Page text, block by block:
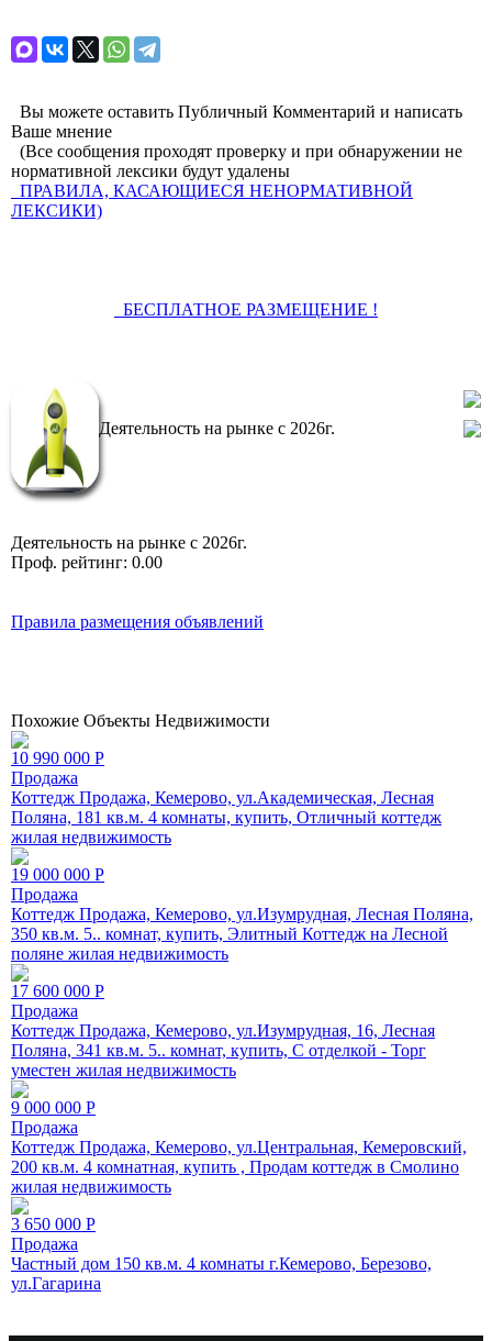
Вы можете оставить Публичный Комментарий и написать
Ваше мнение
(Все сообщения проходят проверку и при обнаружении не
нормативной лексики будут удалены
ПРАВИЛА, КАСАЮЩИЕСЯ НЕНОРМАТИВНОЙ
ЛЕКСИКИ)
БЕСПЛАТНОЕ РАЗМЕЩЕНИЕ !
Деятельность на рынке с 2026г.
Деятельность на рынке с 2026г.
Проф. рейтинг: 0.00
Правила размещения объявлений
Похожие Объекты Недвижимости
10 990 000 Р
Продажа
Коттедж Продажа, Кемерово, ул.Академическая, Лесная
Поляна, 181 кв.м. 4 комнаты, купить, Отличный коттедж
жилая недвижимость
19 000 000 Р
Продажа
Коттедж Продажа, Кемерово, ул.Изумрудная, Лесная Поляна,
350 кв.м. 5.. комнат, купить, Элитный Коттедж на Лесной
поляне жилая недвижимость
17 600 000 Р
Продажа
Коттедж Продажа, Кемерово, ул.Изумрудная, 16, Лесная
Поляна, 341 кв.м. 5.. комнат, купить, С отделкой - Торг
уместен жилая недвижимость
9 000 000 Р
Продажа
Коттедж Продажа, Кемерово, ул.Центральная, Кемеровский,
200 кв.м. 4 комнатная, купить , Продам коттедж в Смолино
жилая недвижимость
3 650 000 Р
Продажа
Частный дом 150 кв.м. 4 комнаты г.Кемерово, Березово,
ул.Гагарина